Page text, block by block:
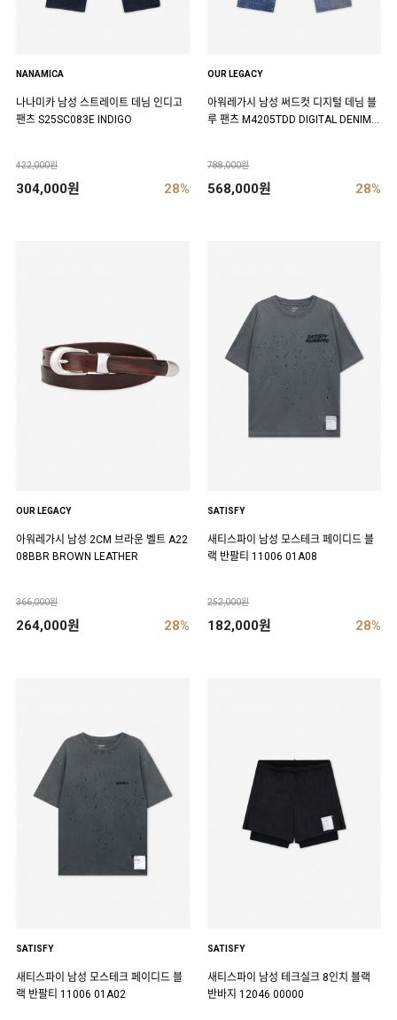
NANAMICA
나나미카 남성 스트레이트 데님 인디고
팬츠 S25SC083E INDIGO
422,000원
304,000원 28%
OUR LEGACY
아워레가시 남성 써드컷 디지털 데님 블
루 팬츠 M4205TDD DIGITAL DENIM P
788,000원
568,000원 28%
OUR LEGACY
아워레가시 남성 2CM 브라운 벨트 A22
08BBR BROWN LEATHER
366,000원
264,000원 28%
SATISFY
새티스파이 남성 모스테크 페이디드 블
랙 반팔티 11006 01A08
252,000원
182,000원 28%
SATISFY
새티스파이 남성 모스테크 페이디드 블
랙 반팔티 11006 01A02
SATISFY
새티스파이 남성 테크실크 8인치 블랙
반바지 12046 00000